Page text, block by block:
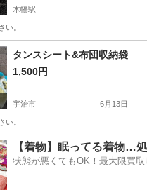
木幡駅
い。
靴 CONVERSE
タンスシート&布団収納袋
1,500円
宇治市 6月13日
い。
家庭用品 タンス
【着物】眠ってる着物…
状態が悪くてもOK！最大限買取